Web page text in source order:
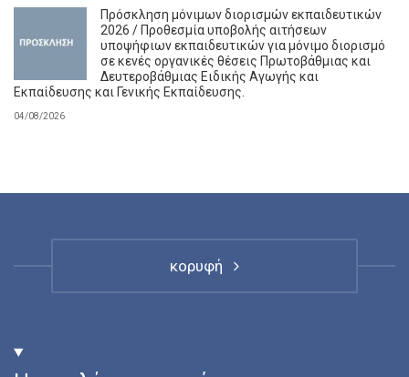
Πρόσκληση μόνιμων διορισμών εκπαιδευτικών
2026 / Προθεσμία υποβολής αιτήσεων
υποψήφιων εκπαιδευτικών για μόνιμο διορισμό
σε κενές οργανικές θέσεις Πρωτοβάθμιας και
Δευτεροβάθμιας Ειδικής Αγωγής και
Εκπαίδευσης και Γενικής Εκπαίδευσης.
04/08/2026
κορυφή